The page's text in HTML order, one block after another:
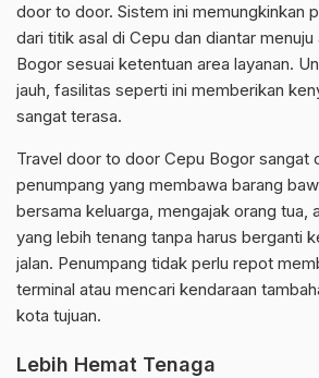
door to door. Sistem ini memungkinkan
dari titik asal di Cepu dan diantar menuju
Bogor sesuai ketentuan area layanan.
jauh, fasilitas seperti ini memberikan
sangat terasa.
Travel door to door Cepu Bogor sangat
penumpang yang membawa barang
bersama keluarga, mengajak orang tua,
yang lebih tenang tanpa harus berganti
jalan. Penumpang tidak perlu repot
terminal atau mencari kendaraan
kota tujuan.
Lebih Hemat Tenaga